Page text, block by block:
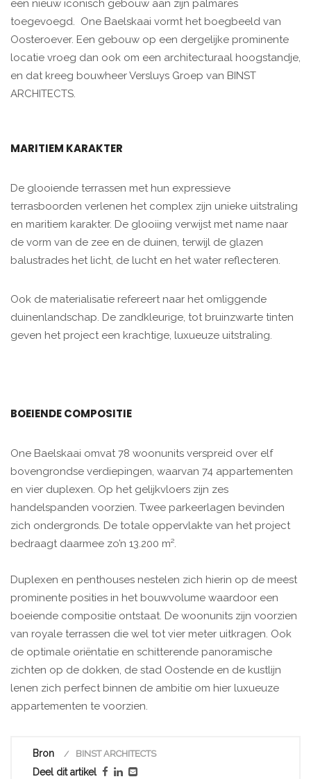
een nieuw iconisch gebouw aan zijn palmares
toegevoegd. One Baelskaai vormt het boegbeeld van
Oosteroever. Een gebouw op een dergelijke prominente
locatie vroeg dan ook om een architecturaal hoogstandje,
en dat kreeg bouwheer Versluys Groep van BINST
ARCHITECTS.
MARITIEM KARAKTER
De glooiende terrassen met hun expressieve
terrasboorden verlenen het complex zijn unieke uitstraling
en maritiem karakter. De glooiing verwijst met name naar
de vorm van de zee en de duinen, terwijl de glazen
balustrades het licht, de lucht en het water reflecteren.
Ook de materialisatie refereert naar het omliggende
duinenlandschap. De zandkleurige, tot bruinzwarte tinten
geven het project een krachtige, luxueuze uitstraling.
BOEIENDE COMPOSITIE
One Baelskaai omvat 78 woonunits verspreid over elf
bovengrondse verdiepingen, waarvan 74 appartementen
en vier duplexen. Op het gelijkvloers zijn zes
handelspanden voorzien. Twee parkeerlagen bevinden
zich ondergronds. De totale oppervlakte van het project
bedraagt daarmee zo’n 13.200 m².
Duplexen en penthouses nestelen zich hierin op de meest
prominente posities in het bouwvolume waardoor een
boeiende compositie ontstaat. De woonunits zijn voorzien
van royale terrassen die wel tot vier meter uitkragen. Ook
de optimale oriëntatie en schitterende panoramische
zichten op de dokken, de stad Oostende en de kustlijn
lenen zich perfect binnen de ambitie om hier luxueuze
appartementen te voorzien.
Bron BINST ARCHITECTS
Deel dit artikel